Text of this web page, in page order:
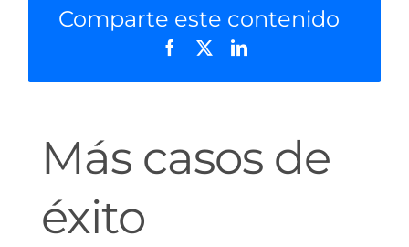
Comparte este contenido
Más casos de
éxito